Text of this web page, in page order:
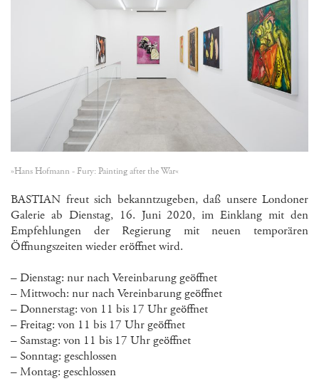
»Hans Hofmann - Fury: Painting after the War«
BASTIAN freut sich bekanntzugeben, daß unsere Londoner
Galerie ab Dienstag, 16. Juni 2020, im Einklang mit den
Empfehlungen der Regierung mit neuen temporären
Öffnungszeiten wieder eröffnet wird.
– Dienstag: nur nach Vereinbarung geöffnet
– Mittwoch: nur nach Vereinbarung geöffnet
– Donnerstag: von 11 bis 17 Uhr geöffnet
– Freitag: von 11 bis 17 Uhr geöffnet
– Samstag: von 11 bis 17 Uhr geöffnet
– Sonntag: geschlossen
– Montag: geschlossen